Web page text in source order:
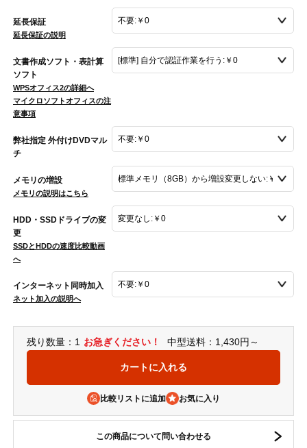
延長保証
延長保証の説明
文書作成ソフト・表計算
ソフト
WPSオフィス2の詳細へ
マイクロソフトオフィスの注
意事項
弊社指定 外付けDVDマル
チ
メモリの増設
メモリの説明はこちら
HDD・SSDドライブの変
更
SSDとHDDの速度比較動画
へ
インターネット同時加入
ネット加入の説明へ
残り数量：1 お急ぎください！ 中型送料：1,430円～
比較リストに追加
この商品について問い合わせる